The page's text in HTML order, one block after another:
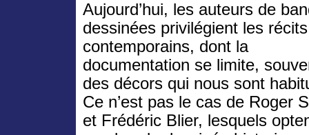
Aujourd’hui, les auteurs de
dessinées privilégient les récits
contemporains, dont la
documentation se limite,
des décors qui nous sont
Ce n’est pas le cas de Roger
et Frédéric Blier, lesquels